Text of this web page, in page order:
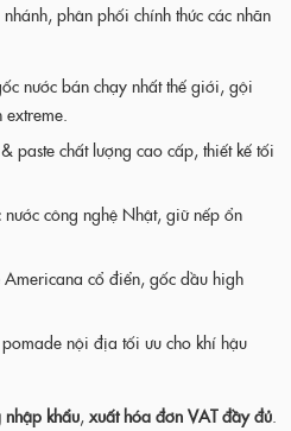
phân phối chính thức các nhãn
nước bán chạy nhất thế giới, gội
extreme.
paste chất lượng cao cấp, thiết kế tối
công nghệ Nhật, giữ nếp ổn
cổ điển, gốc dầu high
nội địa tối ưu cho khí hậu
nhập khẩu,xuất hóa đơn VAT đầy đủ.